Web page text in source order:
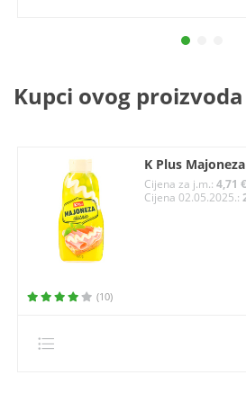
Kupci ovog
K Plus
Cijena za j.m.:4,71
Cijena 02.05.2025.:
(10)